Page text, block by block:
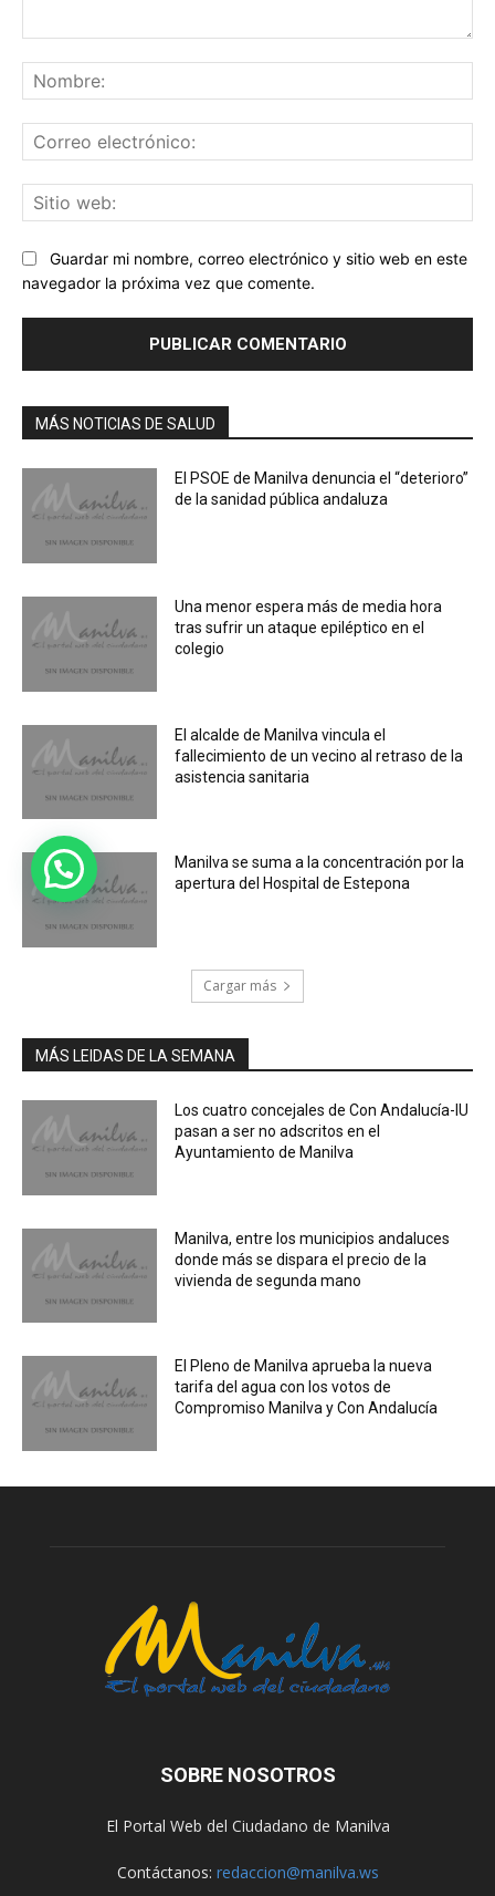
Guardar mi nombre, correo electrónico y sitio web en este
navegador la próxima vez que comente.
MÁS NOTICIAS DE SALUD
El PSOE de Manilva denuncia el “deterioro”
de la sanidad pública andaluza
Una menor espera más de media hora
tras sufrir un ataque epiléptico en el
colegio
El alcalde de Manilva vincula el
fallecimiento de un vecino al retraso de la
asistencia sanitaria
Manilva se suma a la concentración por la
apertura del Hospital de Estepona
Cargar más
MÁS LEIDAS DE LA SEMANA
Los cuatro concejales de Con Andalucía-IU
pasan a ser no adscritos en el
Ayuntamiento de Manilva
Manilva, entre los municipios andaluces
donde más se dispara el precio de la
vivienda de segunda mano
El Pleno de Manilva aprueba la nueva
tarifa del agua con los votos de
Compromiso Manilva y Con Andalucía
SOBRE NOSOTROS
El Portal Web del Ciudadano de Manilva
Contáctanos: redaccion@manilva.ws